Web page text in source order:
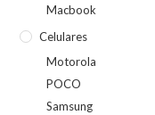
Macbook
Celulares
Motorola
POCO
Samsung